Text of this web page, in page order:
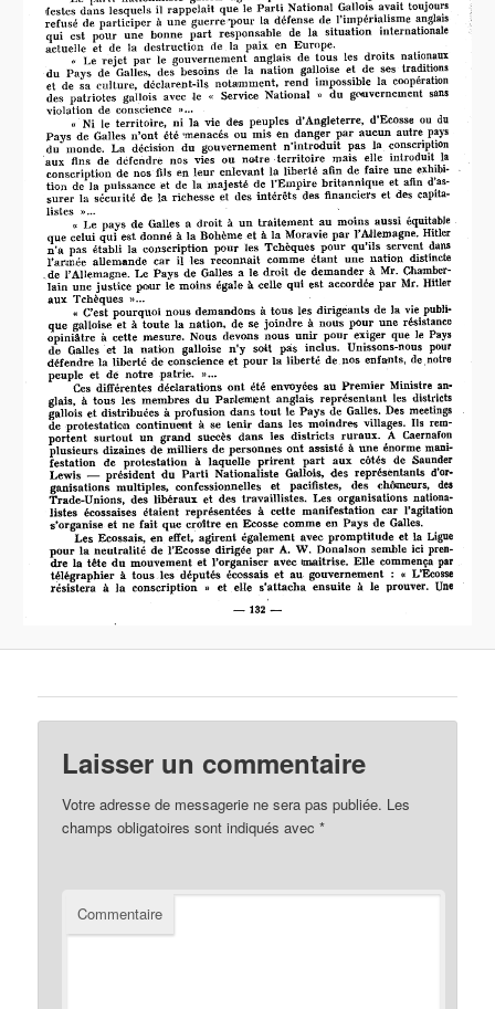
Laisser un commentaire
Votre adresse de messagerie ne sera pas publiée. Les
champs obligatoires sont indiqués avec*
Commentaire